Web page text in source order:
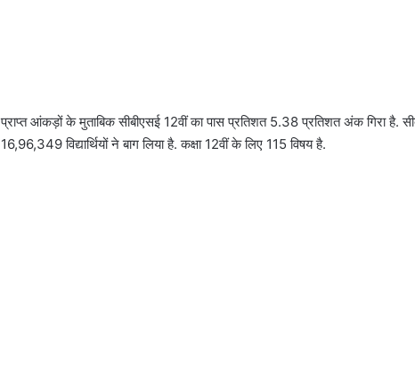
प्राप्त आंकड़ों के मुताबिक सीबीएसई 12वीं का पास प्रतिशत 5.38 प्रतिशत अंक गिरा है.
16,96,349 विद्यार्थियों ने बाग लिया है. कक्षा 12वीं के लिए 115 विषय है.